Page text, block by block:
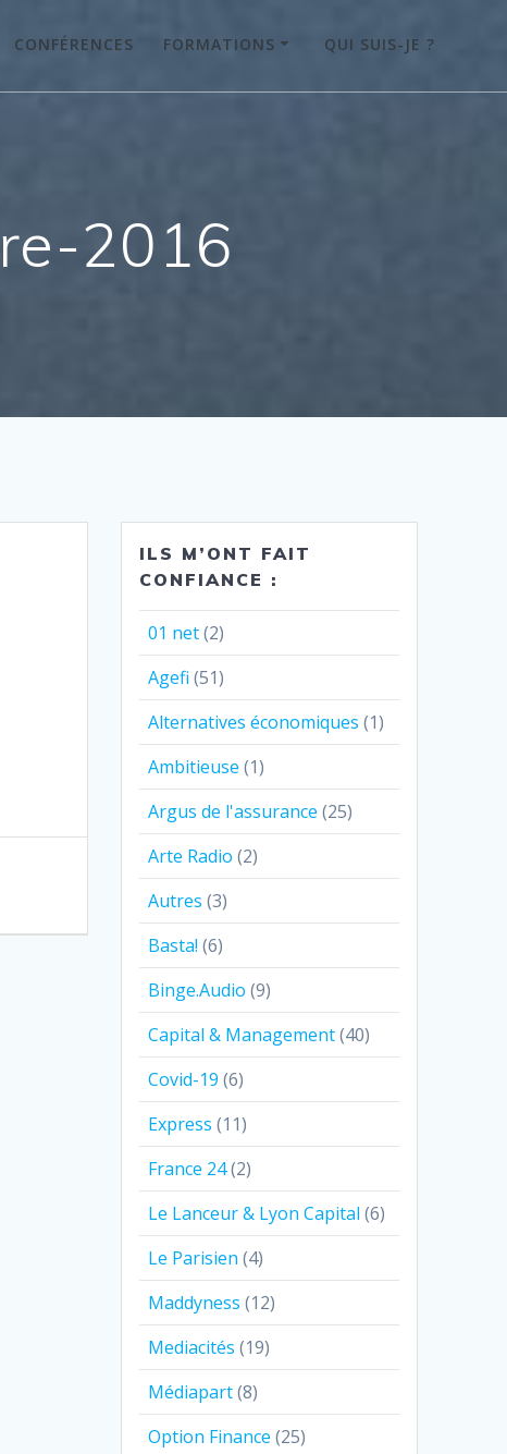
CONFÉRENCES FORMATIONS QUI SUIS-JE ?
2016
ILS M’ONT FAIT
CONFIANCE :
01 net(2)
Agefi (51)
Alternatives économiques (1)
Ambitieuse (1)
Argus de l'assurance (25)
Arte Radio (2)
Autres (3)
Basta! (6)
Binge.Audio (9)
Capital & Management(40)
Covid-19 (6)
Express (11)
France 24(2)
Le Lanceur & Lyon Capital (6)
Le Parisien (4)
Maddyness (12)
Mediacités (19)
Médiapart(8)
Option Finance (25)